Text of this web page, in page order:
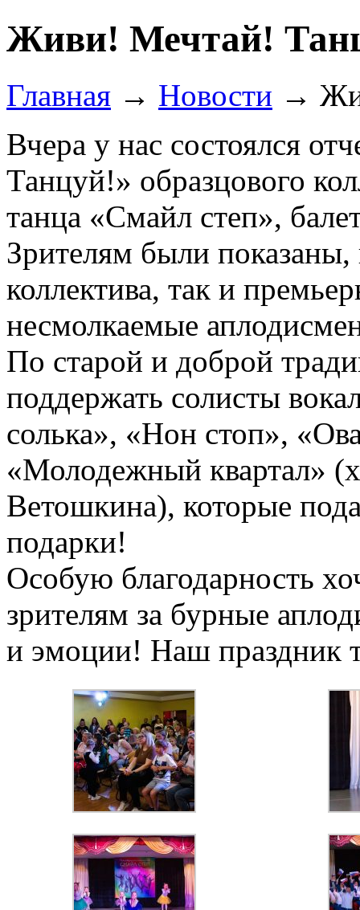
Живи! Мечтай!
Главная → Новости →
Вчера у нас состоялся
Танцуй!» образцового
танца «Смайл степ»,
Зрителям были
коллектива, так и
несмолкаемые
По старой и доброй
поддержать солисты
солька», «Нон стоп»,
«Молодежный квартал»
Ветошкина), которые
подарки!
Особую благодарность
зрителям за бурные
и эмоции! Наш праздник